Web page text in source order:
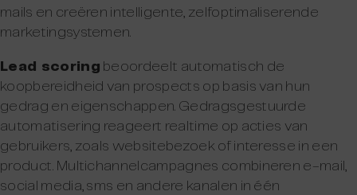
mails en creëren intelligente, zelfoptimaliserende
marketingsystemen.
Lead scoring beoordeelt automatisch de
koopbereidheid van prospects op basis van hun
gedrag en eigenschappen. Gedragsgestuurde
automatisering reageert realtime op acties van
gebruikers, zoals websitebezoek of interesse in een
product. Multichannelcampagnes combineren e-mail,
social media, sms en andere kanalen in één